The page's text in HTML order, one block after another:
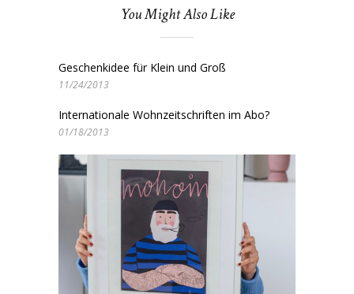
You Might Also Like
Geschenkidee für Klein und Groß
11/24/2013
Internationale Wohnzeitschriften im Abo?
01/18/2013